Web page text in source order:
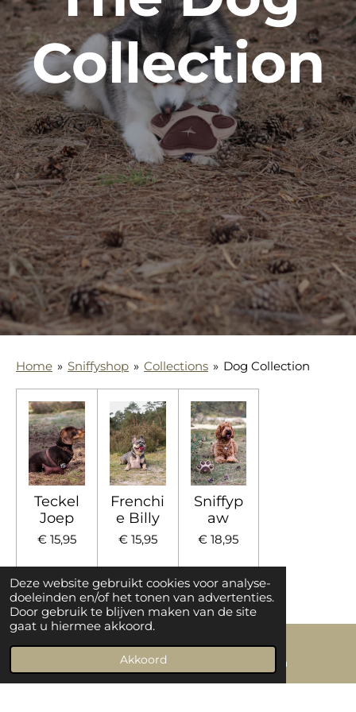
Deze website gebruikt cookies voor analyse-
doeleinden en/of het tonen van advertenties.
Door gebruik te blijven maken van de site
gaat u hiermee akkoord.
Akkoord
Collection
Home » Sniffyshop » Collections » Dog Collection
Teckel
Joep
€ 15,95
Bekijk details
Frenchi
e Billy
€ 15,95
Bekijk details
Sniffyp
aw
€ 18,95
Bekijk details
E-mailadres Instagram